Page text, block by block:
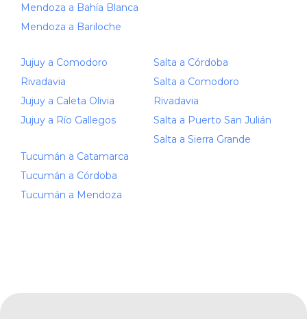
Mendoza a Bahía Blanca
Mendoza a Bariloche
Jujuy a Comodoro
Rivadavia
Jujuy a Caleta Olivia
Jujuy a Río Gallegos
Tucumán a Catamarca
Tucumán a Córdoba
Tucumán a Mendoza
Salta a Córdoba
Salta a Comodoro
Rivadavia
Salta a Puerto San Julián
Salta a Sierra Grande